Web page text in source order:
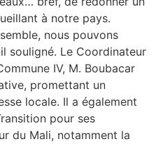
à notre pays.
nous pouvons
souligné. Le Coordinateur
IV, M. Boubacar
promettant un
locale. Il a également
pour ses
du Mali, notamment la